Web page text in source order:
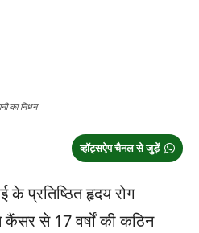
का निधन
व्हॉट्सऐप चैनल से जुड़ें
के प्रतिष्ठित हृदय रोग
कैंसर से 17 वर्षों की कठिन